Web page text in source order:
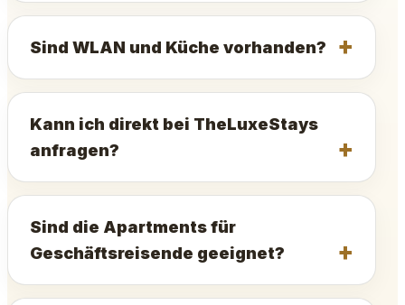
Sind WLAN und Küche vorhanden?
Kann ich direkt bei TheLuxeStays
anfragen?
Sind die Apartments für
Geschäftsreisende geeignet?